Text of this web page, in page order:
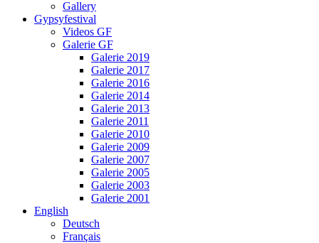
Gallery
Gypsyfestival
Videos GF
Galerie GF
Galerie 2019
Galerie 2017
Galerie 2016
Galerie 2014
Galerie 2013
Galerie 2011
Galerie 2010
Galerie 2009
Galerie 2007
Galerie 2005
Galerie 2003
Galerie 2001
English
Deutsch
Français